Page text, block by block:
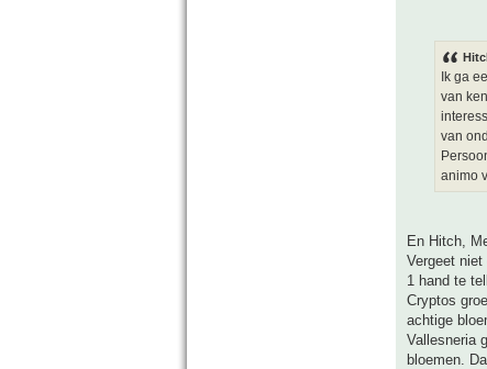
Ik ga
van
van
animo
En Hitch,
Vergeet
1 hand te
Cryptos
achtige
Vallesneria
bloemen.